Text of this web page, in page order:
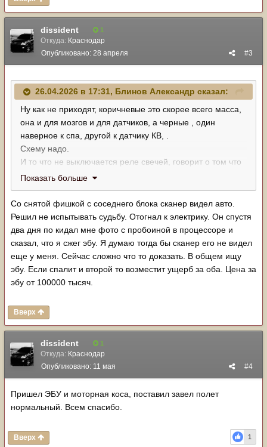
dissident 1
Откуда: Краснодар
#3
Опубликовано: 28 апреля
26.04.2026 в 17:31, Блинов Александр сказал:
Ну как не приходят, коричневые это скорее всего масса,
она и для мозгов и для датчиков, а черные , один
наверное к спа, другой к датчику КВ, .
Схему надо.
И то что не выключается реле свечей, говорит о том что
что то там напутали
Показать больше
Со снятой фишкой с соседнего блока сканер видел авто.
Решил не испытывать судьбу. Отогнал к электрику. Он спустя
два дня по кидал мне фото с пробоиной в процессоре и
сказал, что я сжег эбу. Я думаю тогда бы сканер его не видел
еще у меня. Сейчас сложно что то доказать. В общем ищу
эбу. Если спалит и второй то возместит ущерб за оба. Цена за
эбу от 100000 тысяч.
Вверх
dissident 1
Откуда: Краснодар
#4
Опубликовано: 11 мая
Пришел ЭБУ и моторная коса, поставил завел полет
нормальный. Всем спасибо.
1
Вверх